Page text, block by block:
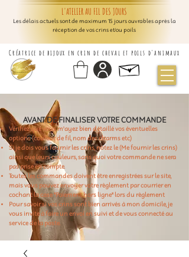
L'ATELIER AU FIL DES JOURS
Les délais actuels sont de maximum 15 jours ouvrables après la
réception de vos crins et/ou poils
Créatrice de bijoux en crin de cheval et poils d'animaux
AVANT DE FINALISER VOTRE COMMANDE
Vérifiez que vous m'ayez bien détaillé vos éventuelles
options (couleur de fil, nom des charms etc)
Si je dois vous fournir les crins, notez le (Me fournir les crins)
ainsi que leurs couleurs, sans quoi votre commande ne sera
pas prise en compte.
Toutes les commandes doivent être enregistrées sur le site,
mais vous pouvez envoyer votre règlement par courrier en
cochant la case "Paiement hors ligne" lors du règlement
Pour savoir si vos crins sont bien arrivés à mon domicile, je
vous invite à faire un envoi en suivi et de vous connecté au
service de la poste.